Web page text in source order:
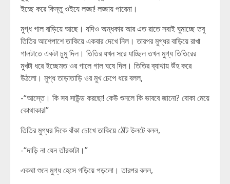
ইচ্ছে করে কিন্তু ওইযে লজ্জা! লজ্জায় পারেনা।
মুগ্ধ গাল বাড়িয়ে আছে। যদিও অন্ধকার আর এত রাতে সবাই ঘুমাচ্ছে তবু
তিতির আশেপাশে তাকিয়ে একবার দেখে নিল। তারপর মুগ্ধর বাড়িয়ে রাখা
গালটাতে একটা চুমু দিল। তিতির যখন সরে যাচ্ছিল তখন মুগ্ধ তিতিরের
মুখটা ধরে ইচ্ছেমত ওর গালে গাল ঘষে দিল। তিতির ব্যাথায় উঁহ করে
উঠলো। মুগ্ধ তাড়াতাড়ি ওর মুখ চেপে ধরে বলল,
-“আস্তে। কি সব সাউন্ড করছো! কেউ শুনলে কি ভাববে জানো? বোকা মেয়ে
কোথাকার!”
তিতির মুগ্ধর দিকে বাঁকা চোখে তাকিয়ে ঠোঁট উলটে বলল,
-“দাড়ি না যেন তাঁরকাটা।”
একথা শুনে মুগ্ধ হেসে গড়িয়ে পড়লো। তারপর বলল,